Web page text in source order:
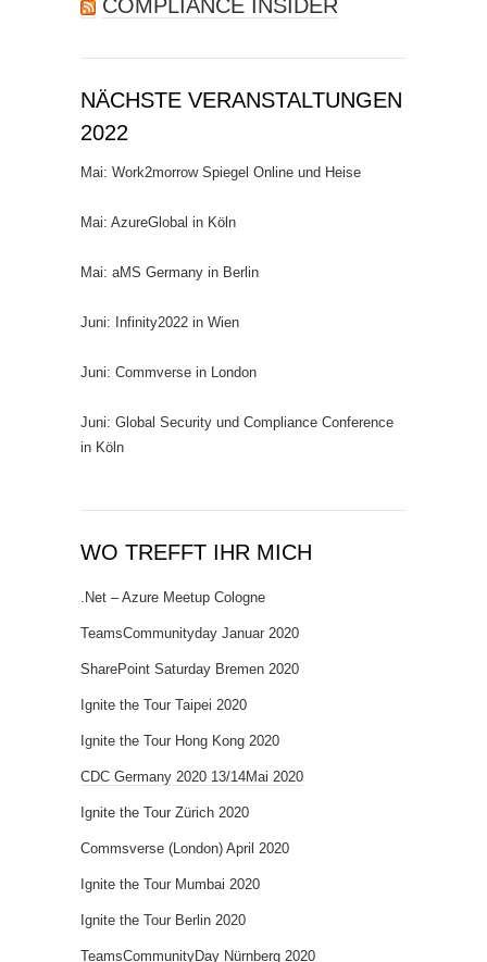
COMPLIANCE INSIDER
NÄCHSTE VERANSTALTUNGEN
2022
Mai: Work2morrow Spiegel Online und Heise
Mai: AzureGlobal in Köln
Mai: aMS Germany in Berlin
Juni: Infinity2022 in Wien
Juni: Commverse in London
Juni: Global Security und Compliance Conference
in Köln
WO TREFFT IHR MICH
.Net – Azure Meetup Cologne
TeamsCommunityday Januar 2020
SharePoint Saturday Bremen 2020
Ignite the Tour Taipei 2020
Ignite the Tour Hong Kong 2020
CDC Germany 2020 13/14Mai 2020
Ignite the Tour Zürich 2020
Commsverse (London) April 2020
Ignite the Tour Mumbai 2020
Ignite the Tour Berlin 2020
TeamsCommunityDay Nürnberg 2020